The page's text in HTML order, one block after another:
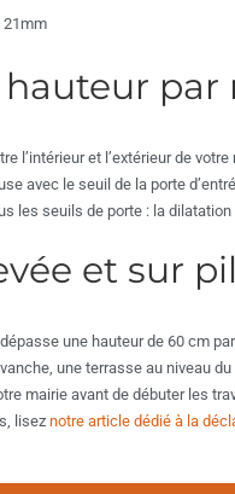
21mm
par
l’intérieur et l’extérieur de
avec le seuil de la porte
les seuils de porte : la
et sur
une hauteur de 60 cm
une terrasse au niveau
mairie avant de débuter les
lisez notre article dédié à la